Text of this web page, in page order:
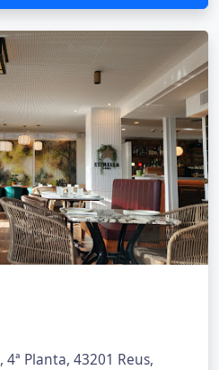
4ª Planta, 43201 Reus,